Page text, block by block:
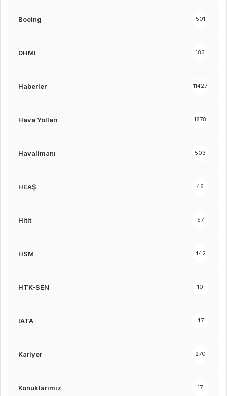
Boeing 501
DHMI 183
Haberler 11427
Hava Yolları 1878
Havalimanı 503
HEAŞ 46
Hitit 57
HSM 442
HTK-SEN 10
IATA 47
Kariyer 270
Konuklarımız 17